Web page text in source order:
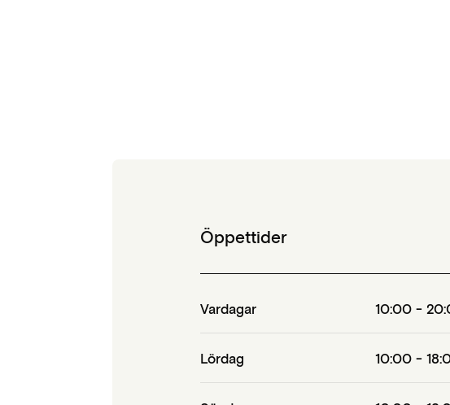
Öppettider
Vardagar 10:00 -
Lördag 10:00 -